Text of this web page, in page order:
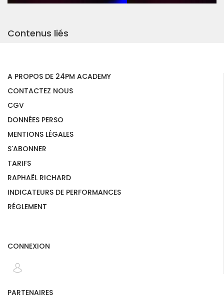
Contenus liés
A PROPOS DE 24PM ACADEMY
CONTACTEZ NOUS
CGV
DONNÉES PERSO
MENTIONS LÉGALES
S'ABONNER
TARIFS
RAPHAËL RICHARD
INDICATEURS DE PERFORMANCES
RÉGLEMENT
CONNEXION
PARTENAIRES